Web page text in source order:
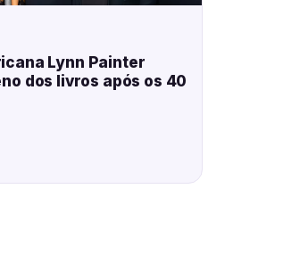
Lynn Painter
dos livros após os 40